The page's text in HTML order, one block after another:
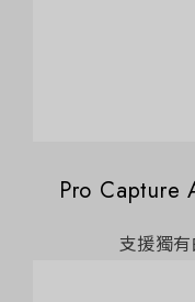
Pro Capture
支援獨